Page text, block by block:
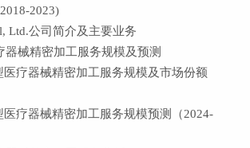
2023)
公司简介及主要业务
器械精密加工服务规模及预测
疗器械精密加工服务规模及市场份额
疗器械精密加工服务规模预测（2024-